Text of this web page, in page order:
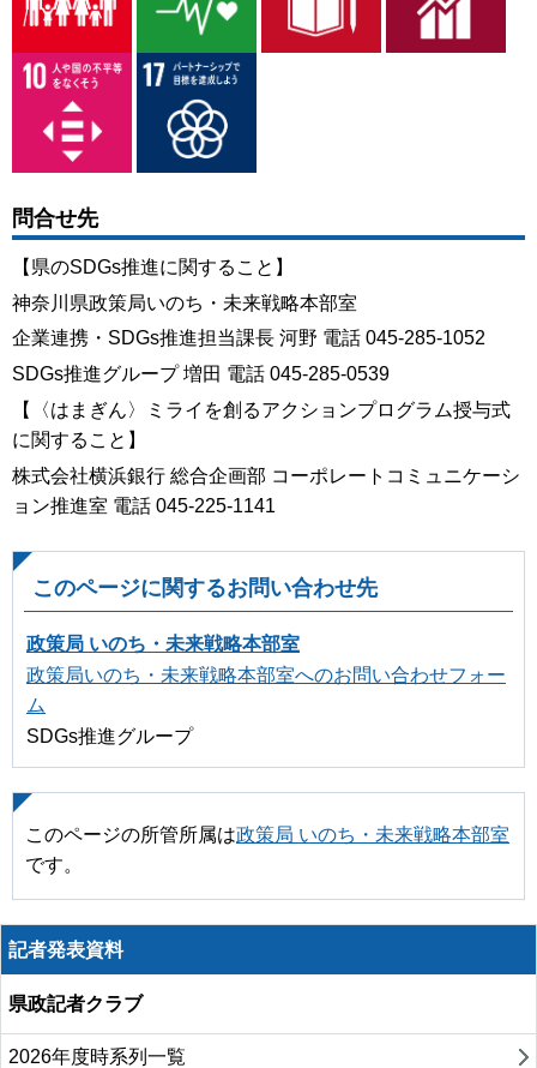
問合せ先
【県のSDGs推進に関すること】
神奈川県政策局いのち・未来戦略本部室
企業連携・SDGs推進担当課長 河野 電話 045-285-1052
SDGs推進グループ 増田 電話 045-285-0539
【〈はまぎん〉ミライを創るアクションプログラム授与式
に関すること】
株式会社横浜銀行 総合企画部 コーポレートコミュニケーシ
ョン推進室 電話 045-225-1141
このページに関するお問い合わせ先
政策局 いのち・未来戦略本部室
政策局いのち・未来戦略本部室へのお問い合わせフォー
ム
SDGs推進グループ
このページの所管所属は政策局 いのち・未来戦略本部室
です。
記者発表資料
県政記者クラブ
2026年度時系列一覧